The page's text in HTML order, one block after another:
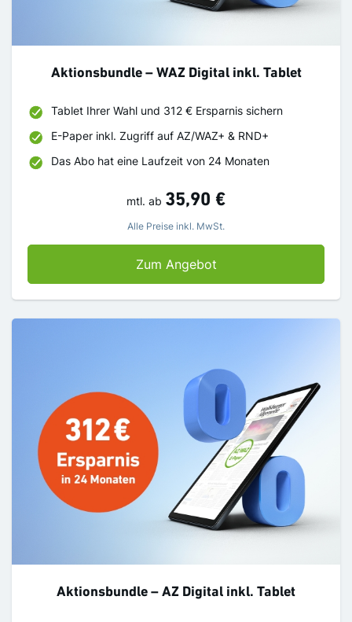
Aktionsbundle – WAZ Digital inkl. Tablet
Tablet Ihrer Wahl und 312 € Ersparnis sichern​
E-Paper inkl. Zugriff auf AZ/WAZ+ & RND+​
Das Abo hat eine Laufzeit von 24 Monaten
mtl. ab 35,90 €
Alle Preise inkl. MwSt.
Zum AngebotAktionsbundle – WAZ
Aktionsbundle – AZ Digital inkl. Tablet